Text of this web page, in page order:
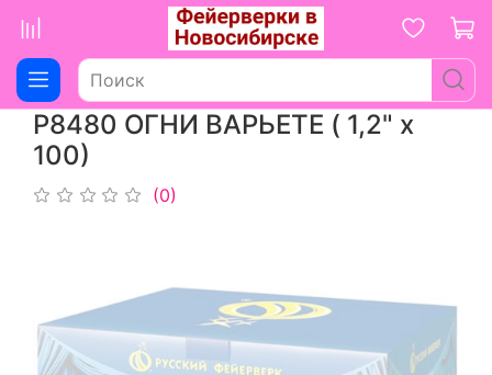
Р8480 ОГНИ ВАРЬЕТЕ ( 1,2" х
100)
(0)